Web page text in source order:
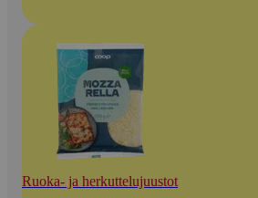
Ruoka- ja herkuttelujuustot